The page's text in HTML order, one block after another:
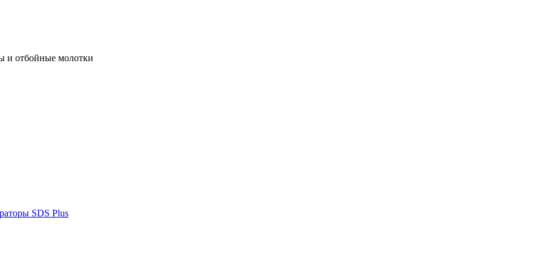
и отбойные молотки
SDS Plus